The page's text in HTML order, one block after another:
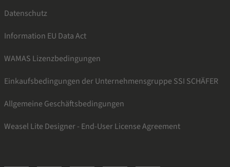
Datenschutz
Information EU Data Act
WAMAS Lizenzbedingungen
Einkaufsbedingungen der Unternehmensgruppe SSI SCHÄFER
Allgemeine Geschäftsbedingungen
Weasel Lite Designer - End-User License Agreement